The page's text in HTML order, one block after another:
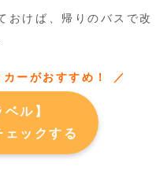
おけば、帰りのバスで改
ーがおすすめ！ ／
ベル】
ェックする